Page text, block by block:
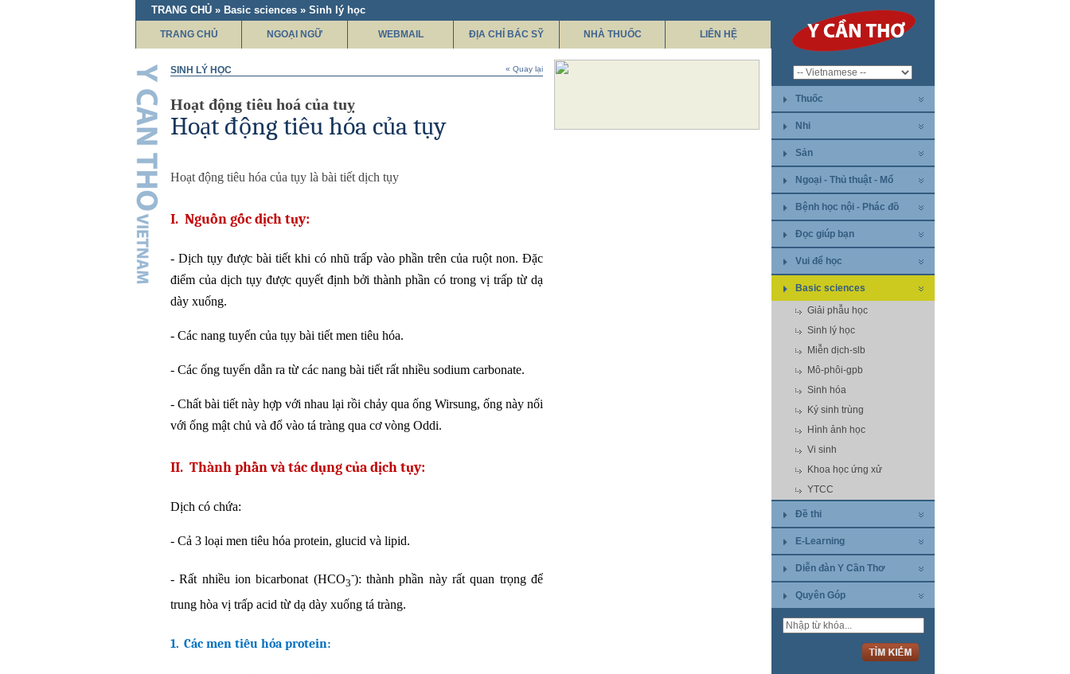
TRANG CHỦ » Basic sciences » Sinh lý học
TRANG CHỦ NGOẠI NGỮ WEBMAIL ĐỊA CHỈ BÁC SỸ NHÀ THUỐC LIÊN HỆ
SINH LÝ HỌC « Quay lại
Hoạt động tiêu hoá của tuỵ
Hoạt động tiêu hóa của tụy
Hoạt động tiêu hóa của tụy là bài tiết dịch tụy
I. Nguồn gốc dịch tụy:
- Dịch tụy được bài tiết khi có nhũ trấp vào phần trên của ruột non. Đặc
điểm của dịch tụy được quyết định bởi thành phần có trong vị trấp từ dạ
dày xuống.
- Các nang tuyến của tụy bài tiết men tiêu hóa.
- Các ống tuyến dẫn ra từ các nang bài tiết rất nhiều sodium carbonate.
- Chất bài tiết này hợp với nhau lại rồi chảy qua ống Wirsung, ống này nối
với ống mật chủ và đổ vào tá tràng qua cơ vòng Oddi.
II. Thành phần và tác dụng của dịch tụy:
Dịch có chứa:
- Cả 3 loại men tiêu hóa protein, glucid và lipid.
- Rất nhiều ion bicarbonat (HCO3
-): thành phần này rất quan trọng để
trung hòa vị trấp acid từ dạ dày xuống tá tràng.
1. Các men tiêu hóa protein:
Thuốc
Nhi
Sản
Ngoại - Thủ thuật - Mổ
Bệnh học nội - Phác đồ
Đọc giúp bạn
Vui để học
Basic sciences
Giải phẫu học
Sinh lý học
Miễn dịch-slb
Mô-phôi-gpb
Sinh hóa
Ký sinh trùng
Hình ảnh học
Vi sinh
Khoa học ứng xử
YTCC
Đề thi
E-Learning
Diễn đàn Y Cần Thơ
Quyên Góp